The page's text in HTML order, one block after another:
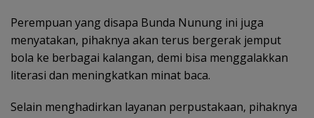
Perempuan yang disapa Bunda Nunung ini juga
menyatakan, pihaknya akan terus bergerak jemput
bola ke berbagai kalangan, demi bisa menggalakkan
literasi dan meningkatkan minat baca.
Selain menghadirkan layanan perpustakaan, pihaknya